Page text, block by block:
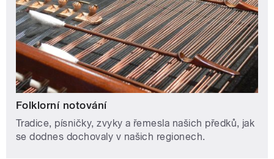
Folklorní notování
Tradice, písničky, zvyky a řemesla našich předků, jak
se dodnes dochovaly v našich regionech.